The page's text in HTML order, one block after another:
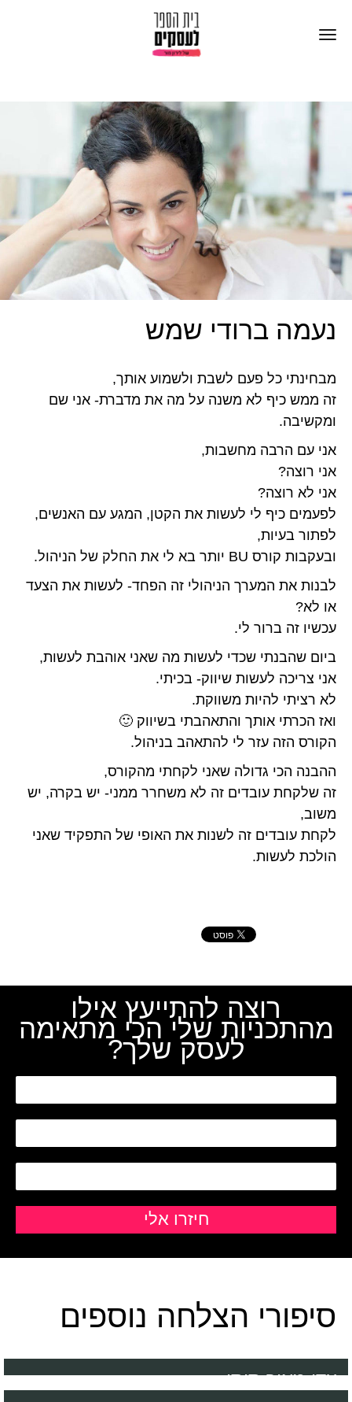
נעמה ברודי שמש
מבחינתי כל פעם לשבת ולשמוע אותך,
זה ממש כיף לא משנה על מה את מדברת- אני שם
ומקשיבה.
אני עם הרבה מחשבות,
אני רוצה?
אני לא רוצה?
לפעמים כיף לי לעשות את הקטן, המגע עם האנשים,
לפתור בעיות,
ובעקבות קורס BU יותר בא לי את החלק של הניהול.
לבנות את המערך הניהולי זה הפחד- לעשות את הצעד
או לא?
עכשיו זה ברור לי.
ביום שהבנתי שכדי לעשות מה שאני אוהבת לעשות,
אני צריכה לעשות שיווק- בכיתי.
לא רציתי להיות משווקת.
ואז הכרתי אותך והתאהבתי בשיווק 🙂
הקורס הזה עזר לי להתאהב בניהול.
ההבנה הכי גדולה שאני לקחתי מהקורס,
זה שלקחת עובדים זה לא משחרר ממני- יש בקרה, יש
משוב,
לקחת עובדים זה לשנות את האופי של התפקיד שאני
הולכת לעשות.
רוצה להתייעץ אילו
מהתכניות שלי הכי מתאימה
לעסק שלך?
סיפורי הצלחה נוספים
עדי מאור סיסו